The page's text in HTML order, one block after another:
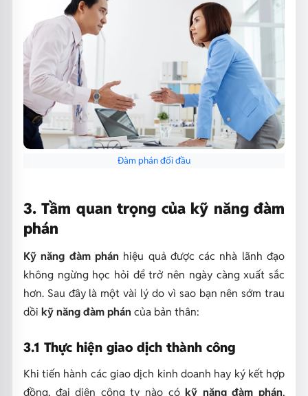
Đàm phán đối đầu
3. Tầm quan trọng của kỹ năng đàm
phán
Kỹ năng đàm phán hiệu quả được các nhà lãnh đạo
không ngừng học hỏi để trở nên ngày càng xuất sắc
hơn. Sau đây là một vài lý do vì sao bạn nên sớm trau
dồi kỹ năng đàm phán của bản thân:
3.1 Thực hiện giao dịch thành công
Khi tiến hành các giao dịch kinh doanh hay ký kết hợp
đồng, đại diện công ty nào cókỹ năng đàm phán,